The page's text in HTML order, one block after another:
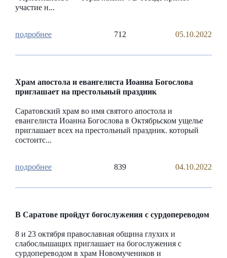
участие н...
712 05.10.2022
Храм апостола и евангелиста Иоанна Богослова
приглашает на престольный праздник
Саратовский храм во имя святого апостола и
евангелиста Иоанна Богослова в Октябрьском ущелье
приглашает всех на престольный праздник. который
состоитс...
839 04.10.2022
В Саратове пройдут богослужения с сурдопереводом
8 и 23 октября православная община глухих и
слабослышащих приглашает на богослужения с
сурдопереводом в храм Новомучеников и